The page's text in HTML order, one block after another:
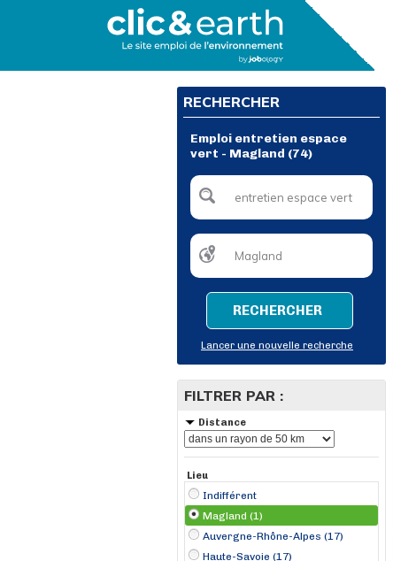
RECHERCHER
Emploi entretien espace
vert - Magland (74)
RECHERCHER
Lancer une nouvelle recherche
FILTRER PAR :
Distance
Lieu
Indifférent
Magland (1)
Auvergne-Rhône-Alpes (17)
Haute-Savoie (17)